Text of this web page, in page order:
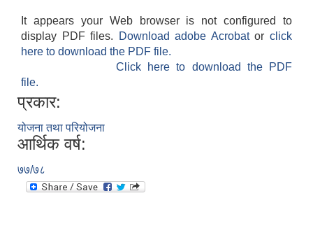
It appears your Web browser is not configured to
display PDF files.
Download adobe Acrobatorclick
here to download the PDF file.
Click here to download the PDF
file.
प्रकार:
योजना तथा परियोजना
आर्थिक वर्ष:
७७/७८